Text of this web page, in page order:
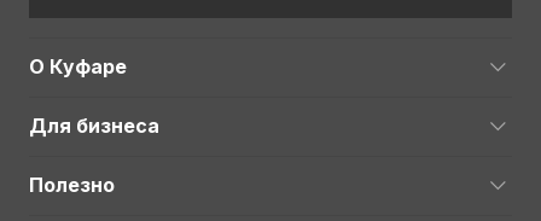
О Куфаре
Для бизнеса
Полезно